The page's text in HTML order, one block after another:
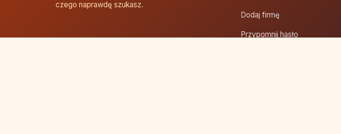
czego naprawdę szukasz.
Dodaj firmę
Przypomnij hasło